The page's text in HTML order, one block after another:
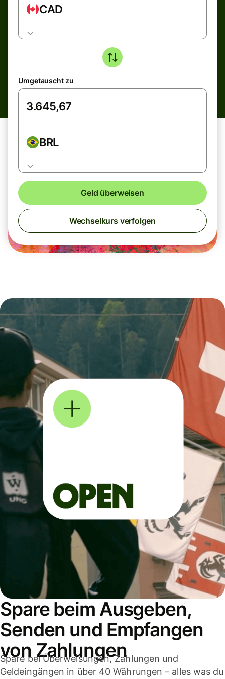
CAD
Umgetauscht zu
BRL
Geld überweisen
Wechselkurs verfolgen
Spare beim Ausgeben,
Senden und Empfangen
von Zahlungen
Spare bei Überweisungen, Zahlungen und
Geldeingängen in über 40 Währungen – alles was du